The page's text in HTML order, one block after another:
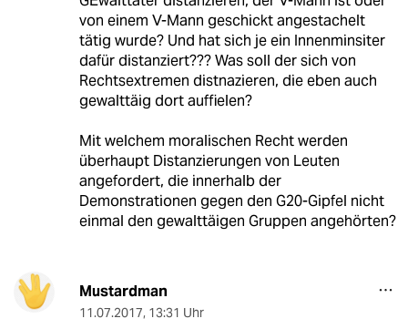
von einem V-Mann geschickt angestachelt
tätig wurde? Und hat sich je ein Innenminsiter
dafür distanziert??? Was soll der sich von
Rechtsextremen distnazieren, die eben auch
gewalttäig dort auffielen?
Mit welchem moralischen Recht werden
überhaupt Distanzierungen von Leuten
angefordert, die innerhalb der
Demonstrationen gegen den G20-Gipfel nicht
einmal den gewalttäigen Gruppen angehörten?
Mustardman
11.07.2017, 13:31 Uhr